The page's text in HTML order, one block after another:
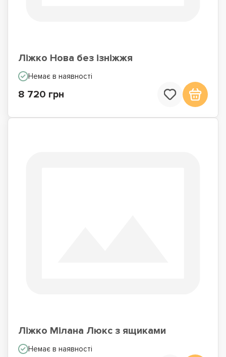
Ліжко Нова без ізніжжя
Немає в наявності
8 720 грн
Ліжко Мілана Люкс з ящиками
Немає в наявності